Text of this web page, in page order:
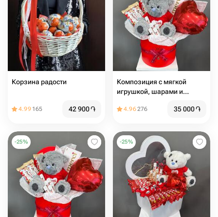
Корзина радости
4.99 165 42 900֏
Композиция с мягкой
игрушкой, шарами и
4.96276 35 000֏
-25% -25%